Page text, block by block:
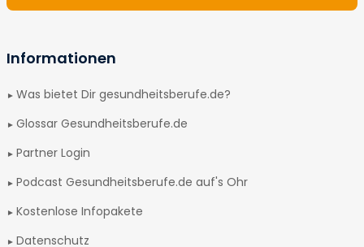
Informationen
Was bietet Dir gesundheitsberufe.de?
Glossar Gesundheitsberufe.de
Partner Login
Podcast Gesundheitsberufe.de auf's Ohr
Kostenlose Infopakete
Datenschutz